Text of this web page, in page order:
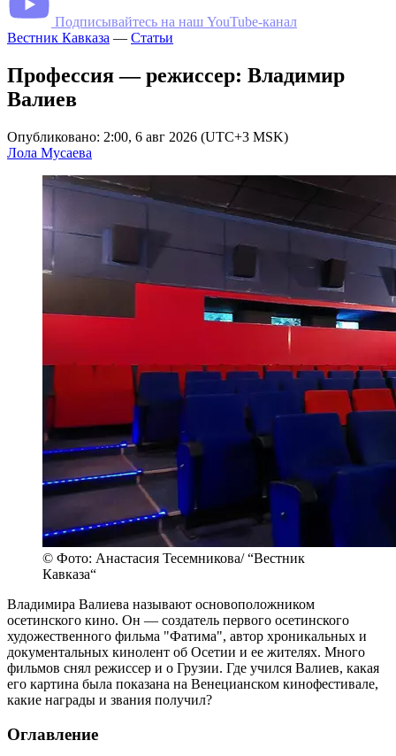
Подписывайтесь на наш YouTube-канал
Вестник Кавказа — Статьи
Профессия — режиссер: Владимир
Валиев
Опубликовано: 2:00, 6 авг 2026 (UTC+3 MSK)
Лола Мусаева
© Фото: Анастасия Тесемникова/ “Вестник
Кавказа“
Владимира Валиева называют основоположником
осетинского кино. Он — создатель первого осетинского
художественного фильма "Фатима", автор хроникальных и
документальных кинолент об Осетии и ее жителях. Много
фильмов снял режиссер и о Грузии. Где учился Валиев, какая
его картина была показана на Венецианском кинофестивале,
какие награды и звания получил?
Оглавление